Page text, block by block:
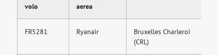
volo
aerea
FR5281 Ryanair
Bruxelles Charleroi
(CRL)